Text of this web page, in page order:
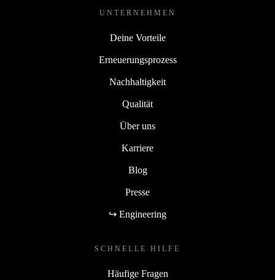
UNTERNEHMEN
Deine Vorteile
Erneuerungsprozess
Nachhaltigkeit
Qualität
Über uns
Karriere
Blog
Presse
↪ Engineering
SCHNELLE HILFE
Häufige Fragen